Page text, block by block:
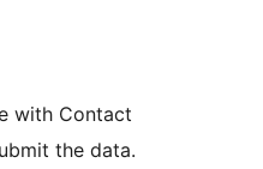
with Contact
the data.